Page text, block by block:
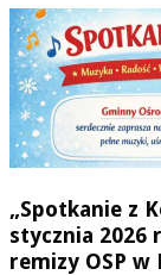
„Spotkanie z
stycznia 2026
remizy OSP w